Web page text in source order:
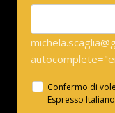
Confermo di
Espresso Italiano